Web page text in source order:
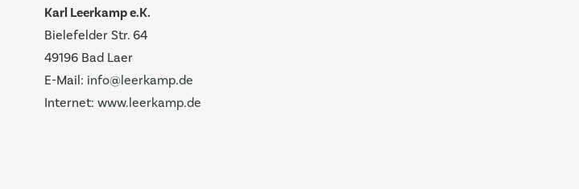
Karl Leerkamp e.K.
Bielefelder Str. 64
49196 Bad Laer
E-Mail: info@leerkamp.de
Internet: www.leerkamp.de